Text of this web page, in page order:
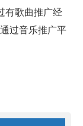
有歌曲推广经
过音乐推广平